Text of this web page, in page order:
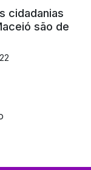
cidadanias
são de